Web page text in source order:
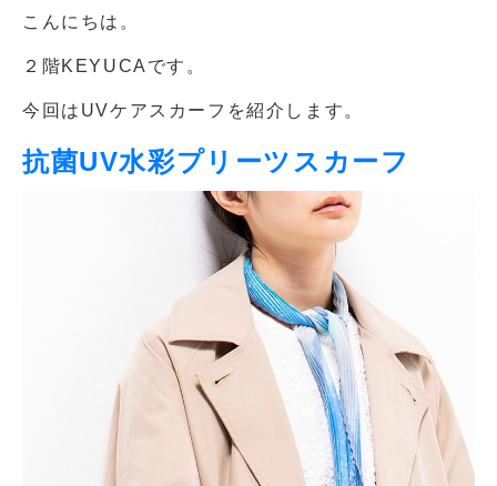
こんにちは。
２階KEYUCAです。
今回はUVケアスカーフを紹介します。
抗菌UV水彩プリーツスカーフ